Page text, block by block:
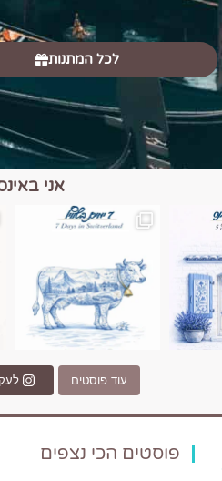
לכל המתנות
אני
כפרים, יין ונופים בחבל אלזס צרפת
יש רגע כזה בחופשה שבו הכל
יש
עוד פוסטים
פוסטים הכי נצפים